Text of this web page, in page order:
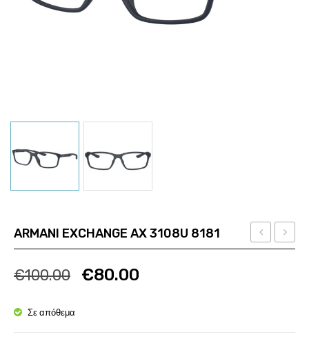
VO
ARMANI EXCHANGE AX 3108U 8181
€100.00 Ποσότητα
€80.00
Σε απόθεμα